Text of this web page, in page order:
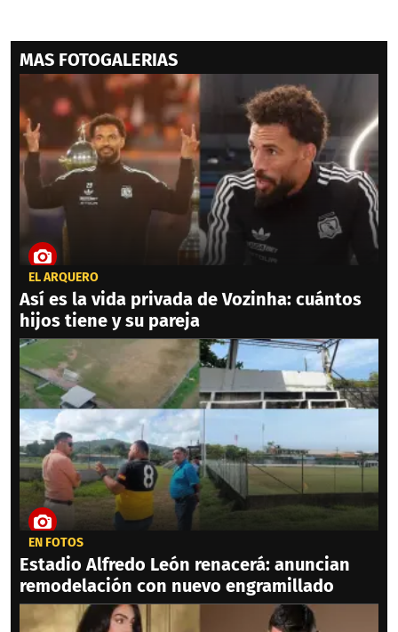
MAS FOTOGALERIAS
EL ARQUERO
Así es la vida privada de Vozinha: cuántos
hijos tiene y su pareja
EN FOTOS
Estadio Alfredo León renacerá: anuncian
remodelación con nuevo engramillado